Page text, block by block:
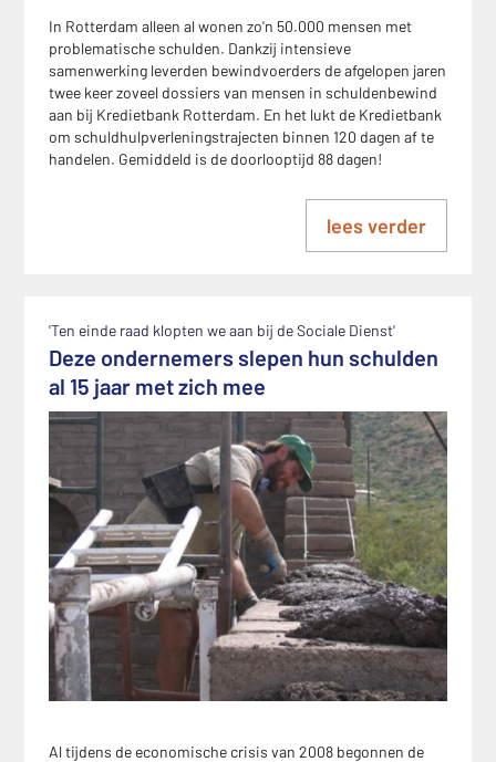
In Rotterdam alleen al wonen zo'n 50.000 mensen met
problematische schulden. Dankzij intensieve
samenwerking leverden bewindvoerders de afgelopen jaren
twee keer zoveel dossiers van mensen in schuldenbewind
aan bij Kredietbank Rotterdam. En het lukt de Kredietbank
om schuldhulpverleningstrajecten binnen 120 dagen af te
handelen. Gemiddeld is de doorlooptijd 88 dagen!
lees verder
'Ten einde raad klopten we aan bij de Sociale Dienst'
Deze ondernemers slepen hun schulden
al 15 jaar met zich mee
Al tijdens de economische crisis van 2008 begonnen de